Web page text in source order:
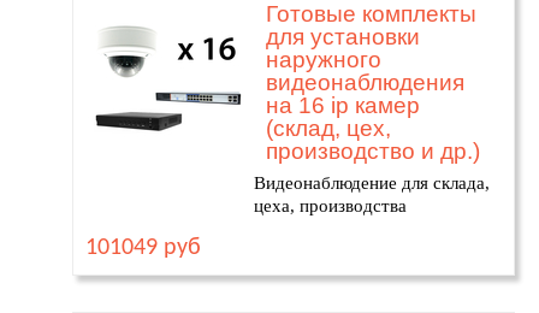
Готовые комплекты
для установки
наружного
видеонаблюдения
на 16 ip камер
(склад, цех,
производство и др.)
Видеонаблюдение для склада,
цеха, производства
101049 руб